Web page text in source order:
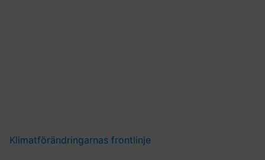
Klimatförändringarnas frontlinje